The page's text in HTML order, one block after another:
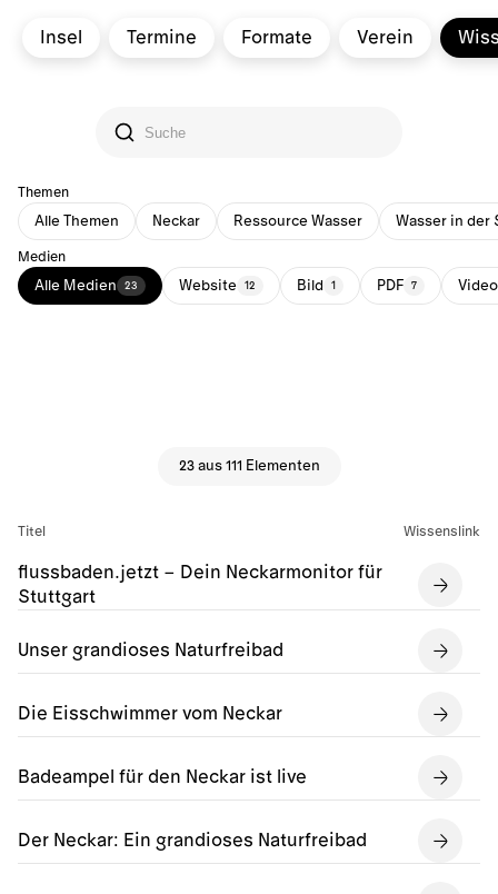
Insel Termine Formate Verein
Themen
Alle Themen Neckar Ressource Wasser Wasser in der
Medien
Alle Medien 23 Website 12 Bild 1 PDF 7 Video
23 aus 111 Elementen
Titel Wissenslink
flussbaden.jetzt – Dein Neckarmonitor für
Stuttgart
Unser grandioses Naturfreibad
Die Eisschwimmer vom Neckar
Badeampel für den Neckar ist live
Der Neckar: Ein grandioses Naturfreibad